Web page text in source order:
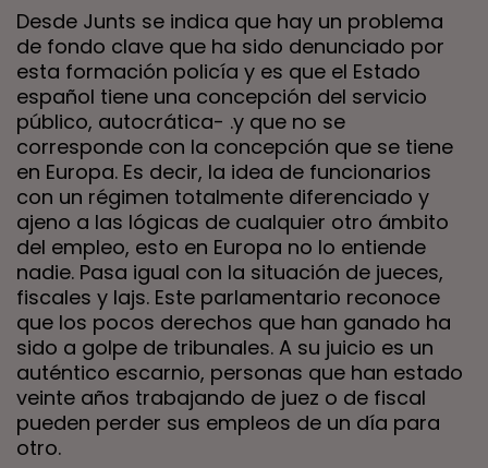
Desde Junts se indica que hay un problema
de fondo clave que ha sido denunciado por
esta formación policía y es que el Estado
español tiene una concepción del servicio
público, autocrática- .y que no se
corresponde con la concepción que se tiene
en Europa. Es decir, la idea de funcionarios
con un régimen totalmente diferenciado y
ajeno a las lógicas de cualquier otro ámbito
del empleo, esto en Europa no lo entiende
nadie. Pasa igual con la situación de jueces,
fiscales y lajs. Este parlamentario reconoce
que los pocos derechos que han ganado ha
sido a golpe de tribunales. A su juicio es un
auténtico escarnio, personas que han estado
veinte años trabajando de juez o de fiscal
pueden perder sus empleos de un día para
otro.